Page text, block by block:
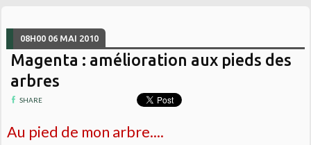
08H00 06 MAI 2010
Magenta : amélioration aux pieds des
arbres
SHARE
Au pied de mon arbre....